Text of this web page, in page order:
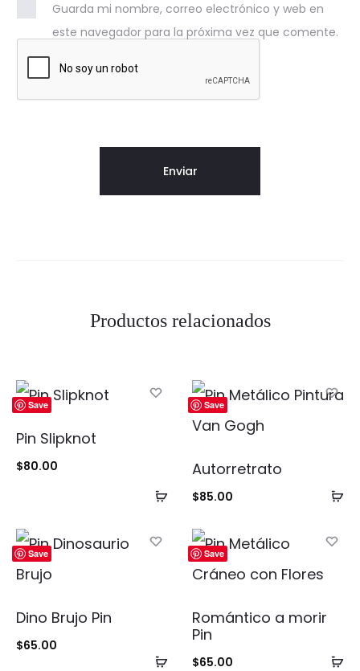
Guarda mi nombre, correo electrónico y web en
este navegador para la próxima vez que comente.
Productos relacionados
Save
Añadir
carrito
Pin Slipknot
$80.00
Save
Autorretrato
$85.00
Save
Añadir
Dino Brujo Pin
$65.00
Save
Romántico a morir
Pin
$65.00